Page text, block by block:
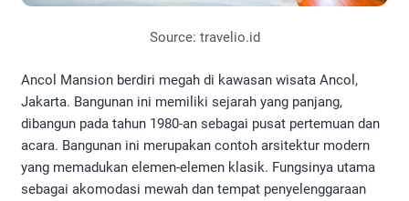
Source: travelio.id
Ancol Mansion berdiri megah di kawasan wisata Ancol,
Jakarta. Bangunan ini memiliki sejarah yang panjang,
dibangun pada tahun 1980-an sebagai pusat pertemuan dan
acara. Bangunan ini merupakan contoh arsitektur modern
yang memadukan elemen-elemen klasik. Fungsinya utama
sebagai akomodasi mewah dan tempat penyelenggaraan